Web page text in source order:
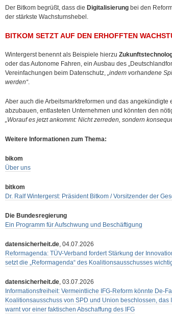
Der Bitkom begrüßt, dass die Digitalisierung bei den
der stärkste Wachstumshebel.
BITKOM SETZT AUF DEN ERHOFFTEN
Wintergerst benennt als Beispiele hierzu
oder das Autonome Fahren, ein Ausbau des
Vereinfachungen beim Datenschutz, „indem vorhandene
werden“.
Aber auch die Arbeitsmarktreformen und das
abzubauen, entlasteten Unternehmen und könnten den
„Worauf es jetzt ankommt: Nicht zerreden, sondern
Weitere Informationen zum Thema:
bikom
Über uns
bitkom
Dr. Ralf Wintergerst: Präsident Bitkom / Vorsitzender der
Die Bundesregierung
Ein Programm für Aufschwung und Beschäftigung
datensicherheit.de, 04.07.2026
Reformagenda: TÜV-Verband fordert Stärkung der
setzt die „Reformagenda“ des Koalitionsausschusses
datensicherheit.de, 03.07.2026
Informationsfreiheit: Vermeintliche IFG-Reform könnte De-
Koalitionsausschuss von SPD und Union beschlossen, das
warnt vor einer faktischen Abschaffung des IFG